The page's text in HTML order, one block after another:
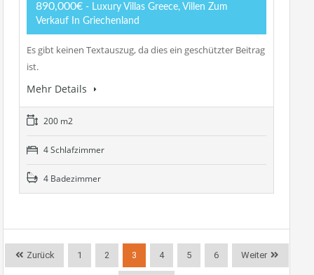
890,000€ - Luxury Villas Greece, Villen Zum
Verkauf In Griechenland
Es gibt keinen Textauszug, da dies ein geschützter Beitrag
ist.
Mehr Details
200 m2
4 Schlafzimmer
4 Badezimmer
Zurück 1 2 3 4 5 6 Weiter